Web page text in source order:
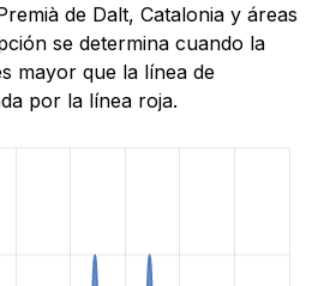
de Dalt, Catalonia y áreas
se determina cuando la
mayor que la línea de
por la línea roja.